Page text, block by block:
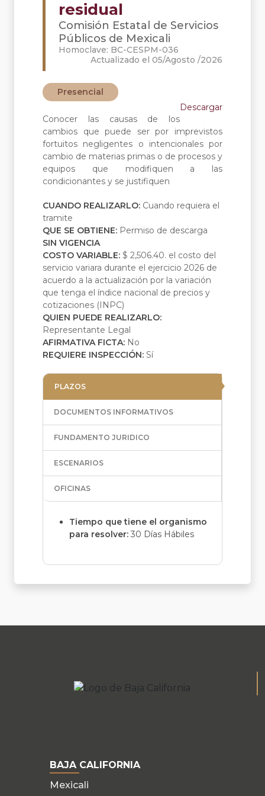
residual
Comisión Estatal de Servicios
Públicos de Mexicali
Homoclave: BC-CESPM-036
Actualizado el 05/Agosto /2026
Presencial
Descargar
Conocer las causas de los
cambios que puede ser por imprevistos
fortuitos negligentes o intencionales por
cambio de materias primas o de procesos y
equipos que modifiquen a las
condicionantes y se justifiquen
CUANDO REALIZARLO: Cuando requiera el
tramite
QUE SE OBTIENE: Permiso de descarga
SIN VIGENCIA
COSTO VARIABLE: $ 2,506.40. el costo del
servicio variara durante el ejercicio 2026 de
acuerdo a la actualización por la variación
que tenga el índice nacional de precios y
cotizaciones (INPC)
QUIEN PUEDE REALIZARLO:
Representante Legal
AFIRMATIVA FICTA: No
REQUIERE INSPECCIÓN: Sí
PLAZOS
DOCUMENTOS INFORMATIVOS
FUNDAMENTO JURIDICO
ESCENARIOS
OFICINAS
Tiempo que tiene el organismo
para resolver: 30 Días Hábiles
BAJA CALIFORNIA
Mexicali